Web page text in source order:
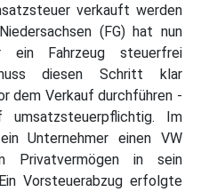
verkauft werden
(FG) hat nun
ein Fahrzeug steuerfrei
diesen Schritt klar
dem Verkauf durchführen -
Im
Unternehmer einen VW
Privatvermögen in sein
Vorsteuerabzug erfolgte